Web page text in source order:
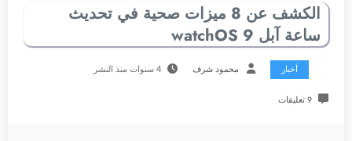
الكشف عن 8 ميزات صحية في تحديث
ساعة آبل watchOS 9
أخبار محمود شرف 4 سنوات منذ النشر
9 تعليقات